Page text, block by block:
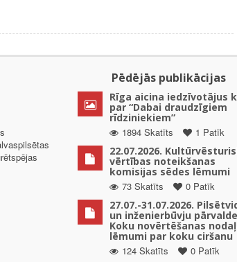
Pēdējās publikācijas
Rīga aicina iedzīvotājus
par “Dabai draudzīgiem
rīdziniekiem”
1894 Skatīts
1 Patīk
22.07.2026.
vērtības noteikšanas
komisijas sēdes lēmumi
73 Skatīts
0 Patīk
27.07.-31.07.2026.
un inženierbūvju
Koku novērtēšanas
lēmumi par koku ciršanu
124 Skatīts
0 Patīk